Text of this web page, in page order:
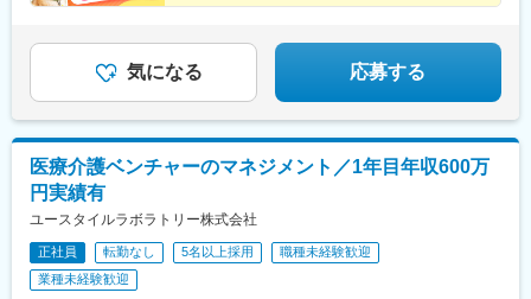
ご参照ください【2／全国マネージャーコース】◆全国募集／引越
在地はHP参照⇒養成期間後の勤務地は現在お住まいの地域又はジ
ェネラルマネージャーと相談の上決定◆引越し手当支給・家賃無
料の借り上げ社宅提供☆早期キャリアアップしたい方に最適なポ
ジション
気になる 応募する
医療介護ベンチャーのマネジメント／1年目年収600万
円実績有
ユースタイルラボラトリー株式会社
正社員 転勤なし 5名以上採用
職種未経験歓迎
業種未経験歓迎